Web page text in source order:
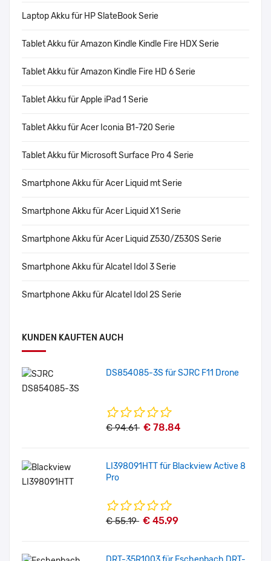
Laptop Akku für HP SlateBook Serie
Tablet Akku für Amazon Kindle Kindle Fire HDX Serie
Tablet Akku für Amazon Kindle Fire HD 6 Serie
Tablet Akku für Apple iPad 1 Serie
Tablet Akku für Acer Iconia B1-720 Serie
Tablet Akku für Microsoft Surface Pro 4 Serie
Smartphone Akku für Acer Liquid mt Serie
Smartphone Akku für Acer Liquid X1 Serie
Smartphone Akku für Acer Liquid Z530/Z530S Serie
Smartphone Akku für Alcatel Idol 3 Serie
Smartphone Akku für Alcatel Idol 2S Serie
KUNDEN KAUFTEN AUCH
DS854085-3S für SJRC F11 Drone
€ 94.61 € 78.84
LI398091HTT für Blackview Active 8
Pro
€ 55.19 € 45.99